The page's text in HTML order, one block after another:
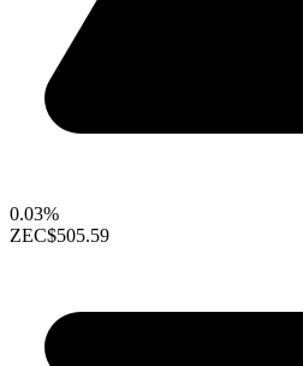
0.03%
ZEC$505.59